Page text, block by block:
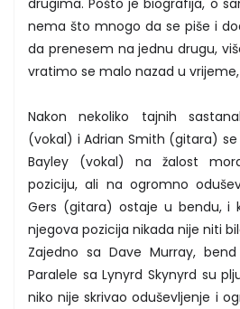
nema što mnogo da se piše i
da prenesem na jednu drugu,
vratimo se malo nazad u vrijeme,
Nakon nekoliko tajnih
(vokal) i Adrian Smith (gitara) se
Bayley (vokal) na žalost
poziciju, ali na ogromno
Gers (gitara) ostaje u bendu, i
njegova pozicija nikada nije niti
Zajedno sa Dave Murray,
Paralele sa Lynyrd Skynyrd su
niko nije skrivao oduševljenje i